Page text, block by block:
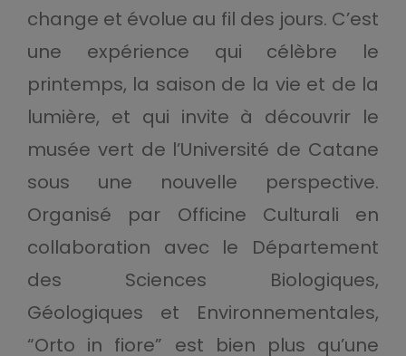
change et évolue au fil des jours. C’est
une expérience qui célèbre le
printemps, la saison de la vie et de la
lumière, et qui invite à découvrir le
musée vert de l’Université de Catane
sous une nouvelle perspective.
Organisé par Officine Culturali en
collaboration avec le Département
des Sciences Biologiques,
Géologiques et Environnementales,
“Orto in fiore” est bien plus qu’une